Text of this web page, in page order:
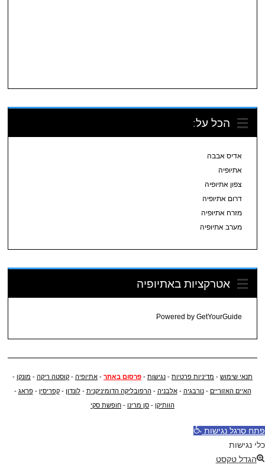
הכל על:
אדיס אבבה
אתיופיה
צפון אתיופיה
דרום אתיופיה
מזרח אתיופיה
מערב אתיופיה
אטרקציות באתיופיה
Powered by GetYourGuide
תנאי שימוש - מדיניות פרטיות - נגישות - פרסום באתר - אתיופיה - קוסטה ריקה - מונקו -
האיים האזוריים -נורבגיה -אלבניה -הרפובליקה הדומיניקנית -לונדון -קפריסין -פראג -
הוותיקן - סן מרינו - חופשת סקי
פתח סרגל נגישות
כלי נגישות
הגדל טקסט